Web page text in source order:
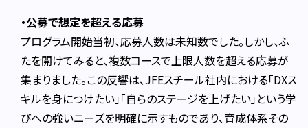
・公募で想定を超える応募
プログラム開始当初、応募人数は未知数でした。しかし、ふ
たを開けてみると、複数コースで上限人数を超える応募が
集まりました。この反響は、JFEスチール社内における「DXス
キルを身につけたい」「自らのステージを上げたい」という学
びへの強いニーズを明確に示すものであり、育成体系その